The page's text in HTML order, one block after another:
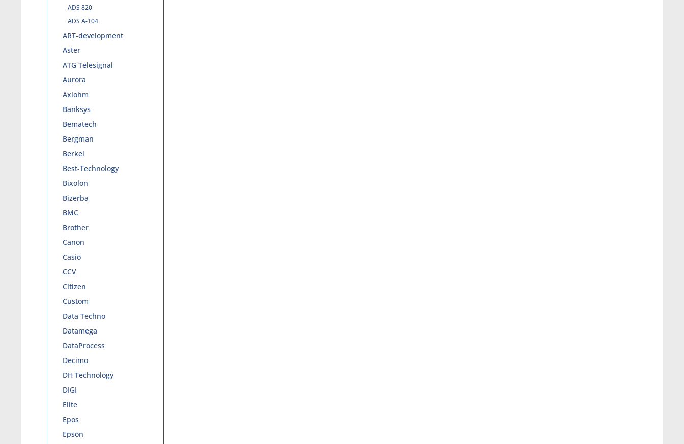
ADS 820
ADS A-104
ART-development
Aster
ATG Telesignal
Aurora
Axiohm
Banksys
Bematech
Bergman
Berkel
Best-Technology
Bixolon
Bizerba
BMC
Brother
Canon
Casio
CCV
Citizen
Custom
Data Techno
Datamega
DataProcess
Decimo
DH Technology
DIGI
Elite
Epos
Epson